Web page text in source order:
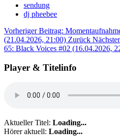
sendung
dj pheebee
Vorheriger Beitrag:
(21.04.2026, 21:00) Zurück
65: Black Voices #02 (16.04.2026,
Player & Titelinfo
Aktueller Titel: Loading...
Hörer aktuell: Loading...